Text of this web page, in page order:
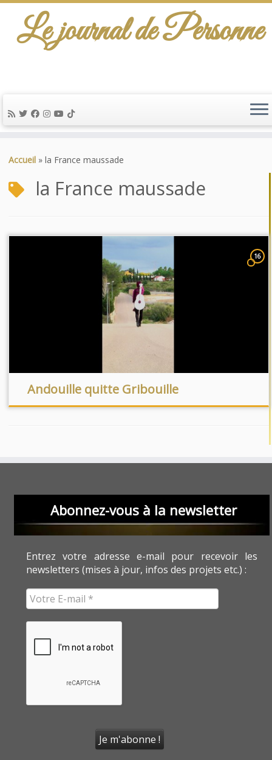
au
Le journal de Personne
Accueil » la France maussade
la France maussade
16
Andouille quitte Gribouille
Abonnez-vous à la newsletter
Entrez votre adresse e-mail pour recevoir les
newsletters (mises à jour, infos des projets etc.) :